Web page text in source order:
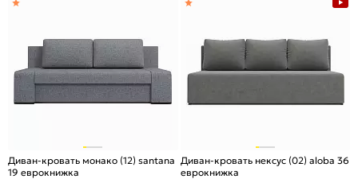
Диван-кровать монако (12) santana
19 еврокнижка
Диван-кровать нексус (02) aloba 36
еврокнижка